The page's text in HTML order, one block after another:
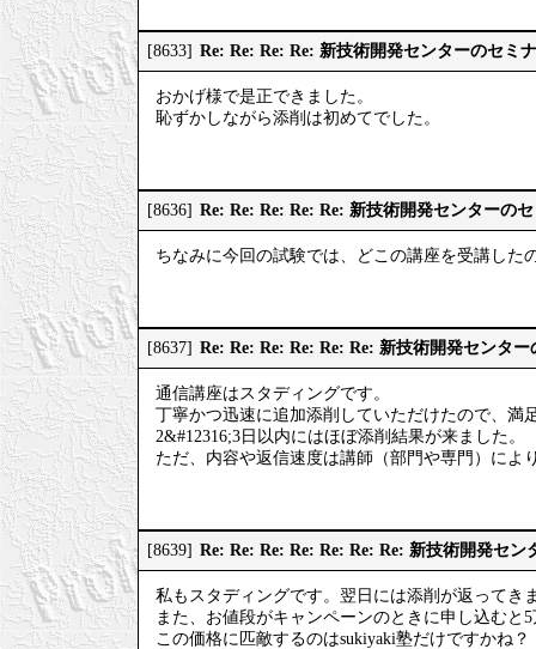
[8633] Re: Re: Re: Re: 新技術開発センターのセミ
おかげ様で是正できました。
恥ずかしながら添削は初めてでした。
[8636] Re: Re: Re: Re: Re: 新技術開発センターの
ちなみに今回の試験では、どこの講座を受講した
[8637] Re: Re: Re: Re: Re: Re: 新技術開発センタ
通信講座はスタディングです。
丁寧かつ迅速に追加添削していただけたので、満
2&#12316;3日以内にはほぼ添削結果が来ました。
ただ、内容や返信速度は講師（部門や専門）によ
[8639] Re: Re: Re: Re: Re: Re: Re: 新技術開発セン
私もスタディングです。翌日には添削が返ってき
また、お値段がキャンペーンのときに申し込むと
この価格に匹敵するのはsukiyaki塾だけですかね？